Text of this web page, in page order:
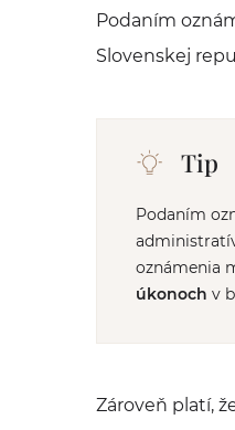
Podaním
Slovenskej
Tip
Podaním
oznámenia
úkonoch v
Zároveň platí,